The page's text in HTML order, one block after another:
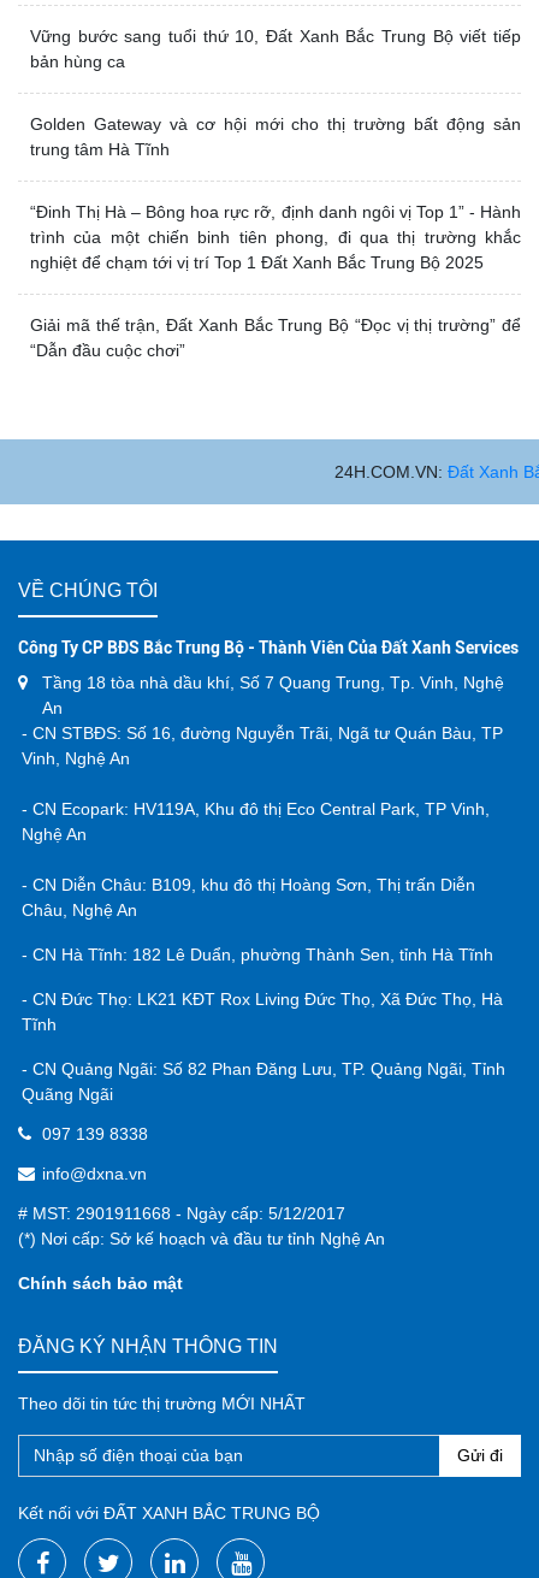
Vững bước sang tuổi thứ 10, Đất Xanh Bắc Trung Bộ viết tiếp
bản hùng ca
Golden Gateway và cơ hội mới cho thị trường bất động sản
trung tâm Hà Tĩnh
“Đinh Thị Hà – Bông hoa rực rỡ, định danh ngôi vị Top 1” - Hành
trình của một chiến binh tiên phong, đi qua thị trường khắc
nghiệt để chạm tới vị trí Top 1 Đất Xanh Bắc Trung Bộ 2025
Giải mã thế trận, Đất Xanh Bắc Trung Bộ “Đọc vị thị trường” để
“Dẫn đầu cuộc chơi”
Đất Xanh Bắc Trung Bộ
VỀ CHÚNG TÔI
Công Ty CP BĐS Bắc Trung Bộ - Thành Viên Của Đất Xanh Services
Tầng 18 tòa nhà dầu khí, Số 7 Quang Trung, Tp. Vinh, Nghệ
An
- CN STBĐS: Số 16, đường Nguyễn Trãi, Ngã tư Quán Bàu, TP
Vinh, Nghệ An
- CN Ecopark: HV119A, Khu đô thị Eco Central Park, TP Vinh,
Nghệ An
- CN Diễn Châu: B109, khu đô thị Hoàng Sơn, Thị trấn Diễn
Châu, Nghệ An
- CN Hà Tĩnh: 182 Lê Duẩn, phường Thành Sen, tỉnh Hà Tĩnh
- CN Đức Thọ: LK21 KĐT Rox Living Đức Thọ, Xã Đức Thọ, Hà
Tĩnh
- CN Quảng Ngãi: Số 82 Phan Đăng Lưu, TP. Quảng Ngãi, Tỉnh
Quãng Ngãi
097 139 8338
info@dxna.vn
# MST: 2901911668 - Ngày cấp: 5/12/2017
(*) Nơi cấp: Sở kế hoạch và đầu tư tỉnh Nghệ An
Chính sách bảo mật
ĐĂNG KÝ NHẬN THÔNG TIN
Theo dõi tin tức thị trường MỚI NHẤT
Gửi đi
Kết nối với ĐẤT XANH BẮC TRUNG BỘ